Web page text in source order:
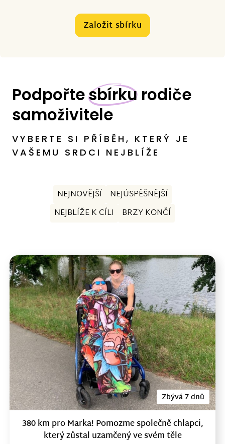
Založit sbírku
Podpořtesbírku rodiče
samoživitele
VYBERTE SI PŘÍBĚH, KTERÝ JE
VAŠEMU SRDCI NEJBLÍŽE
NEJNOVĚJŠÍ NEJÚSPĚŠNĚJŠÍ
NEJBLÍŽE K CÍLI
BRZY KONČÍ
Zbývá 7 dnů
380 km pro Marka! Pomozme společně chlapci,
který zůstal uzamčený ve svém těle